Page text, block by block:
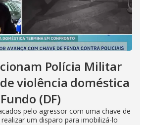
Polícia Militar
violência doméstica
(DF)
pelo agressor com uma chave de
um disparo para imobilizá-lo